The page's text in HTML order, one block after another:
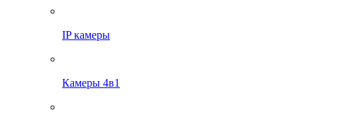
IP камеры
Камеры 4в1